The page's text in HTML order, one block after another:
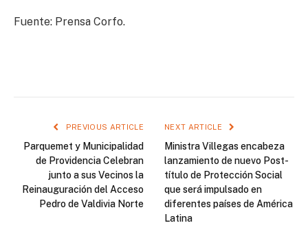
Fuente: Prensa Corfo.
PREVIOUS ARTICLE
Parquemet y Municipalidad
de Providencia Celebran
junto a sus Vecinos la
Reinauguración del Acceso
Pedro de Valdivia Norte
NEXT ARTICLE
Ministra Villegas encabeza
lanzamiento de nuevo Post-
título de Protección Social
que será impulsado en
diferentes países de América
Latina